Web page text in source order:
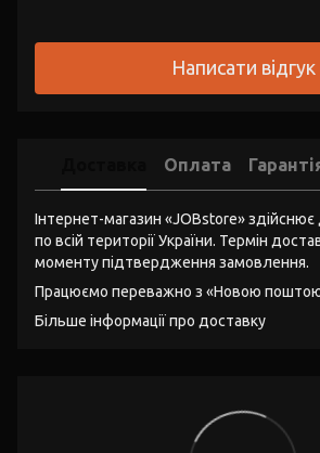
Написати відгук
Оплата
Інтернет-магазин «JOBstore» здійснює
по всій території України. Термін
моменту підтвердження замовлення.
Працюємо переважно з «Новою
Більше інформації про доставку